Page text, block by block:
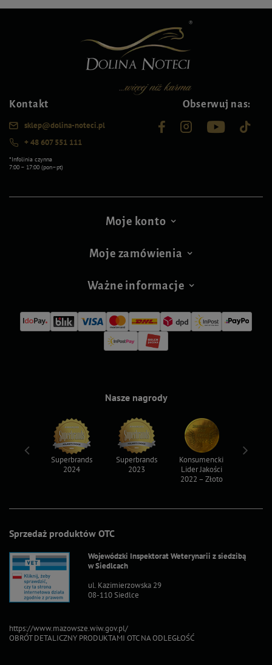
Kontakt
sklep@dolina-noteci.pl
+ 48 607 551 111
*Infolinia czynna
7:00 – 17:00 (pon–pt)
Obserwuj nas:
Moje konto
Moje zamówienia
Ważne informacje
Sprzedaż produktów OTC
Wojewódzki Inspektorat Weterynarii z siedzibą
w Siedlcach
ul. Kazimierzowska 29
08-110 Siedlce
https://www.mazowsze.wiw.gov.pl/
OBRÓT DETALICZNY PRODUKTAMI OTC NA ODLEGŁOŚĆ
Nasze nagrody
Superbrands
2024
Superbrands
2023
Konsumencki
Lider Jakości
2022 – Złoto